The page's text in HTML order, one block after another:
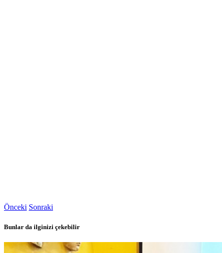
Önceki Sonraki
Bunlar da ilginizi çekebilir